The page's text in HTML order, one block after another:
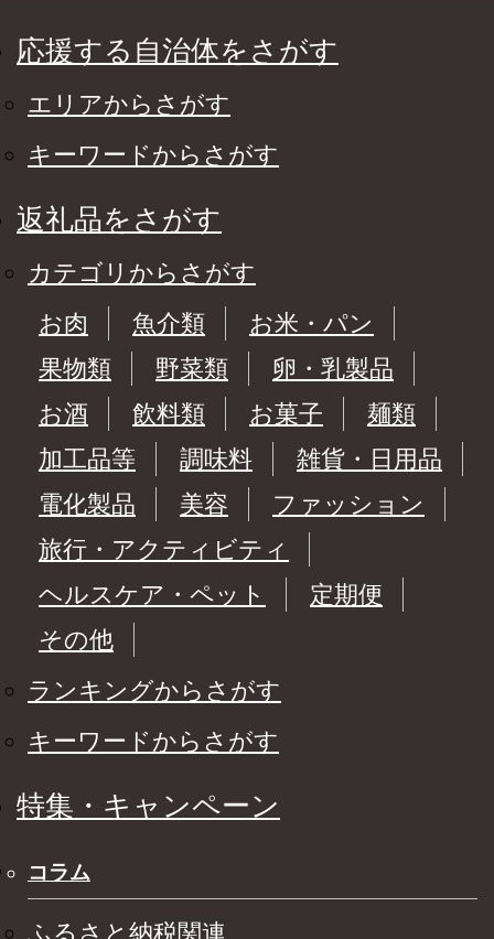
応援する自治体をさがす
エリアからさがす
キーワードからさがす
返礼品をさがす
カテゴリからさがす
お肉
魚介類
お米・パン
果物類
野菜類
卵・乳製品
お酒
飲料類 お菓子
麺類
加工品等
調味料
雑貨・日用品
電化製品
美容
ファッション
旅行・アクティビティ
ヘルスケア・ペット
定期便
その他
ランキングからさがす
キーワードからさがす
特集・キャンペーン
コラム
ふるさと納税関連